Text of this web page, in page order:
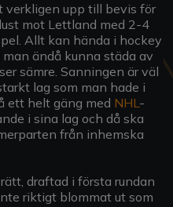
verkligen upp till bevis för
mot Lettland med 2-4
Allt kan hända i hockey
ändå kunna städa av
sämre. Sanningen är väl
lag som man hade i
ett helt gäng med NHL-
i sina lag och då ska
från inhemska
draftad i första rundan
riktigt blommat ut som